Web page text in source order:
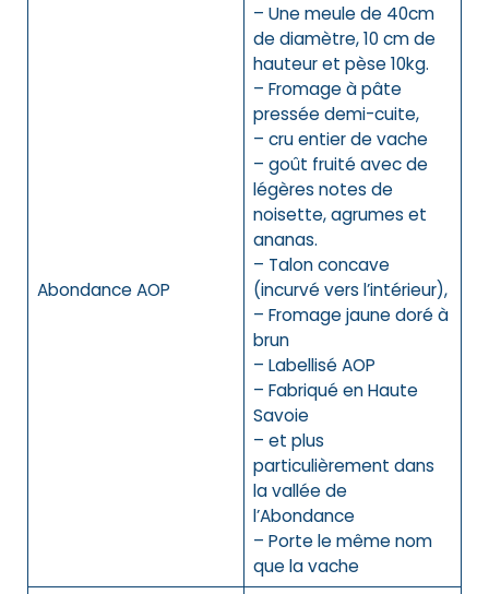
AbondanceAOP
– Une meule de 40cm
de diamètre, 10 cm de
hauteur et pèse 10kg.
– Fromage à pâte
pressée demi-cuite,
– cru entier de vache
– goût fruité avec de
légères notes de
noisette, agrumes et
ananas.
– Talon concave
(incurvé vers l’intérieur),
– Fromage jaune doré à
brun
– Labellisé AOP
– Fabriqué en Haute
Savoie
– et plus
particulièrement dans
la vallée de
l’Abondance
– Porte le même nom
que la vache